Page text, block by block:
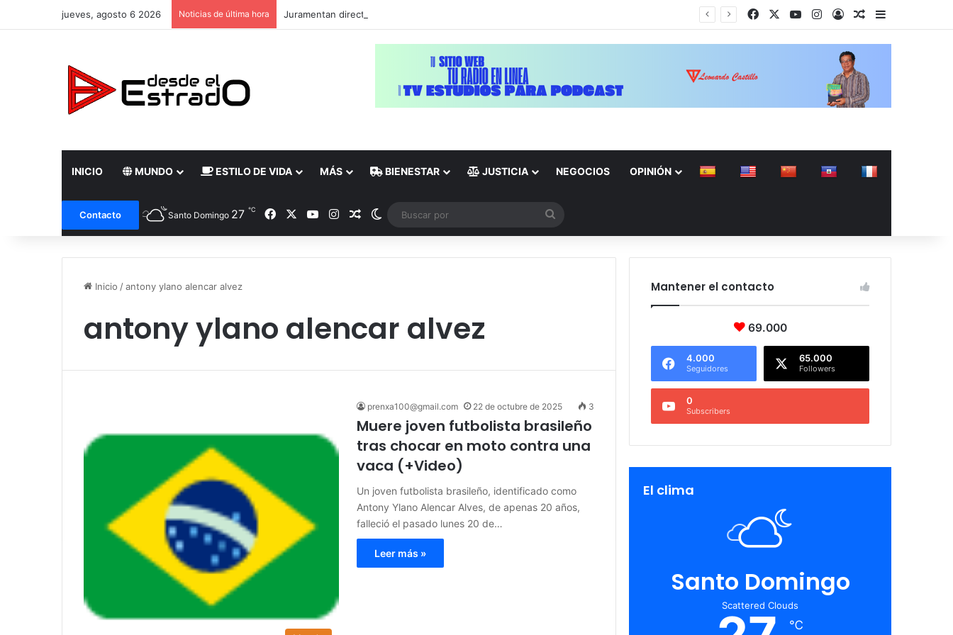
jueves, agosto 6 2026 Noticias de última hora Juramentan directiva de la Confederación Nacional de Periodistas del Ecuador, Capítulo NY FacebookYouTubeInstagram
AccesoPublicación al
Barra lateral
INICIO MUNDO ESTILO DE VIDA MÁS BIENESTAR JUSTICIA NEGOCIOS OPINIÓN
Contacto Santo Domingo 27 ℃ FacebookYouTubeInstagramPublicación al azar
Switch skin
por
Inicio /antony ylano alencar alvez
antony ylano alencar alvez
prenxa100@gmail.com 22 de octubre de 2025 3
Muere joven futbolista brasileño
tras chocar en moto contra una
vaca (+Video)
Un joven futbolista brasileño, identificado como
Antony Ylano Alencar Alves, de apenas 20 años,
falleció el pasado lunes 20 de…
Leer más »
Mantener el contacto
69.000
4.000
Seguidores
65.000
Followers
0
Subscribers
El clima
Santo Domingo
Scattered Clouds
℃